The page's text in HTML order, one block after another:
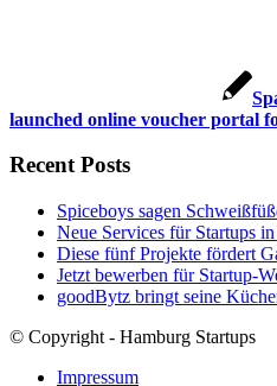
launched online voucher portal
Recent Posts
Spiceboys sagen
Neue Services für Startups
Diese fünf Projekte fördert
Jetzt bewerben für Startup-
goodBytz bringt seine
© Copyright - Hamburg Startups
Impressum